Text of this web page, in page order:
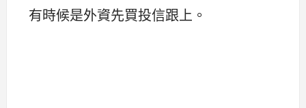
有時候是外資先買投信跟上。